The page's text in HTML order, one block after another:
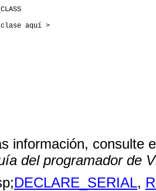
aquí >
información, consulte
del programador de
DECLARE_SERIAL,